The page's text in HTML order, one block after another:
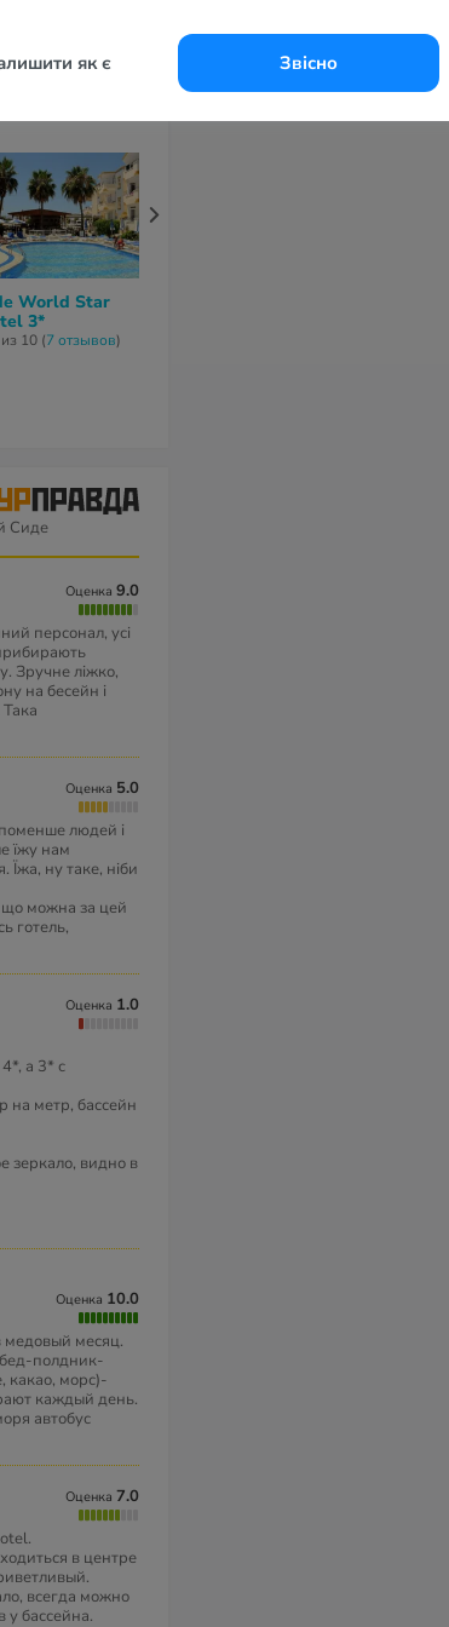
як є Звісно
World Star
3*
из 10 (7 отзывов)
Сиде
Оценка
9.0
персонал, усі
Зручне ліжко,
на бесейн і
Оценка
5.0
людей і
їжу нам
ну таке, ніби
можна за цей
готель,
Оценка
1.0
а 3* с
на метр, бассейн
зеркало, видно в
Оценка
10.0
месяц.
полдник-
какао, морс)-
каждый день.
автобус
Оценка
7.0
в центре
всегда можно
у бассейна.